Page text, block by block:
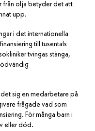
från olja betyder det att
upp.
i det internationella
till tusentals
tvingas stänga,
sig en medarbetare på
frågade vad som
För många barn i
eller död.